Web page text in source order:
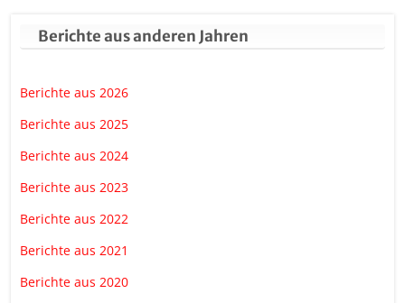
Berichte aus anderen Jahren
Berichte aus 2026
Berichte aus 2025
Berichte aus 2024
Berichte aus 2023
Berichte aus 2022
Berichte aus 2021
Berichte aus 2020